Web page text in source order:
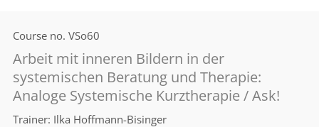
Course no. VSo60
Arbeit mit inneren Bildern in der
systemischen Beratung und Therapie:
Analoge Systemische Kurztherapie / Ask!
Trainer Ilka Hoffmann-Bisinger